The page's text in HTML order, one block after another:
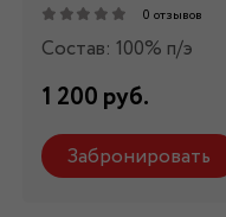
0 отзывов
Состав: 100% п/э
1 200 руб.
Забронировать